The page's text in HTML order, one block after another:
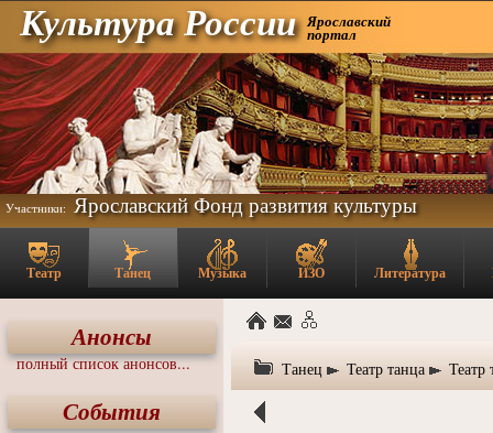
Культура России Ярославский
портал
Участники: Ярославский Фонд развития культуры
Театр Танец Музыка ИЗО Литература
Анонсы
полный список анонсов...
События
Танец Театр танца Театр